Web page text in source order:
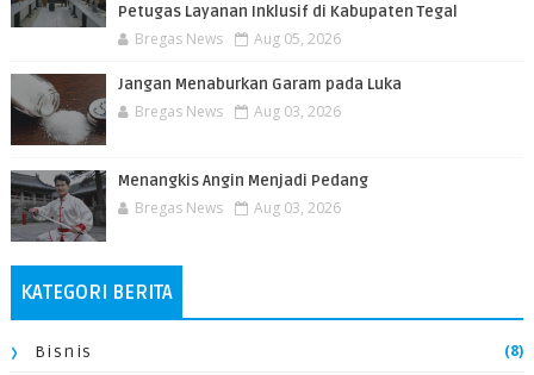
Petugas Layanan Inklusif di Kabupaten Tegal
Bregas News Aug 05, 2026
Jangan Menaburkan Garam pada Luka
Bregas News Aug 03, 2026
Menangkis Angin Menjadi Pedang
Bregas News Aug 03, 2026
KATEGORI BERITA
Bisnis (8)